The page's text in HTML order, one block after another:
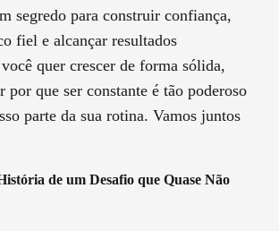
segredo para construir confiança,
fiel e alcançar resultados
quer crescer de forma sólida,
por que ser constante é tão poderoso
parte da sua rotina. Vamos juntos
de um Desafio que Quase Não